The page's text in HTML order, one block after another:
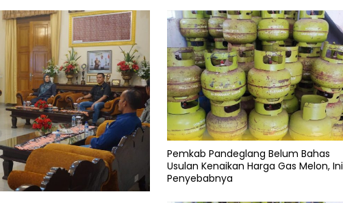
Pemkab Pandeglang Belum Bahas
Usulan Kenaikan Harga Gas Melon, Ini
Penyebabnya